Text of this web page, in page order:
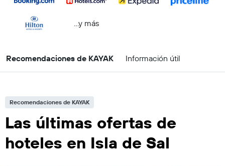
...y más
Recomendaciones de KAYAK Información útil
Recomendaciones de KAYAK
Las últimas ofertas de
hoteles en Isla de Sal